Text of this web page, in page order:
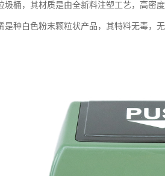
圾桶，其材质是由全新料注塑工艺，高密
是种白色粉末颗粒状产品，其特料无毒，